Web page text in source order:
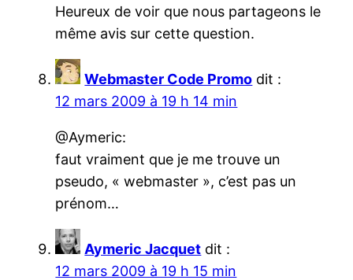
Heureux de voir que nous partageons le
même avis sur cette question.
Webmaster Code Promo dit :
12 mars 2009 à 19 h 14 min
@Aymeric:
faut vraiment que je me trouve un
pseudo, « webmaster », c’est pas un
prénom…
Aymeric Jacquet dit :
12 mars 2009 à 19 h 15 min